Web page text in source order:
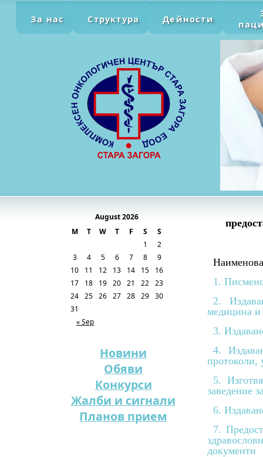
За нас Структура Дейности
August 2026
M
T W T F S S
« Sep
1
2
3
4 5 6 7 8
9
10
11 12 13 14 15
16
17
18 19 20 21 22 23
24 25 26 27 28 29 30
31
Новини
Обяви
Конкурси
Жалби и сигнали
Планов прием
1.
2.
медицина
3.
4.
протоколи,
5.
заведение
6.
7.
документи